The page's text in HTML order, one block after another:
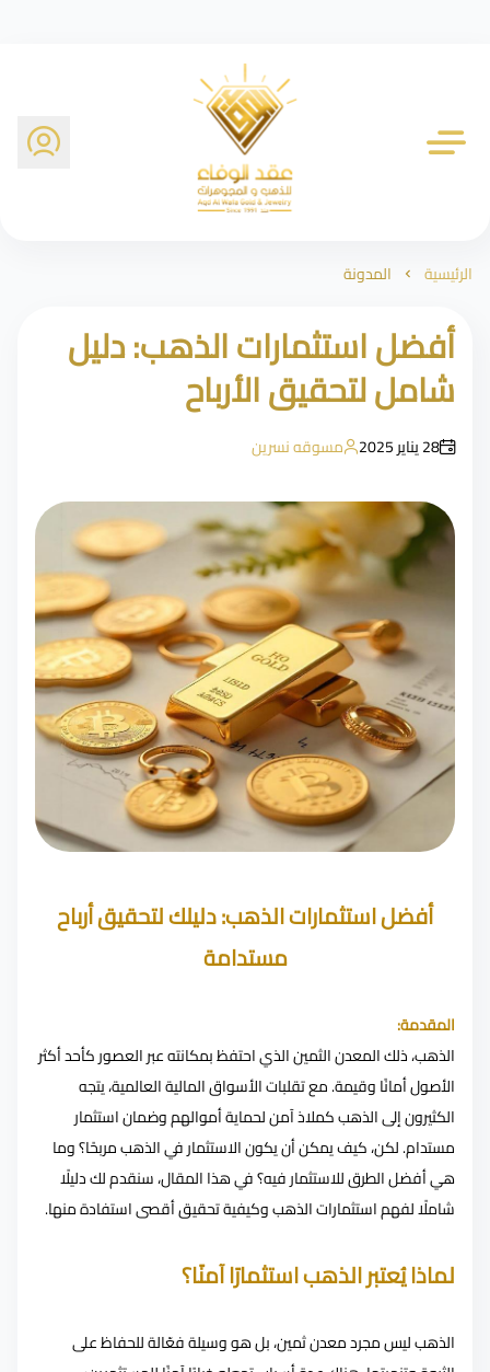
شركة عقد الوفاء للذهب
الرئيسية المدونة
أفضل استثمارات الذهب: دليل
شامل لتحقيق الأرباح
28 يناير 2025 مسوقه نسرين
أفضل استثمارات الذهب: دليلك لتحقيق أرباح
مستدامة
المقدمة:
الذهب، ذلك المعدن الثمين الذي احتفظ بمكانته عبر العصور كأحد أكثر
الأصول أمانًا وقيمة. مع تقلبات الأسواق المالية العالمية، يتجه
الكثيرون إلى الذهب كملاذ آمن لحماية أموالهم وضمان استثمار
مستدام. لكن، كيف يمكن أن يكون الاستثمار في الذهب مربحًا؟ وما
هي أفضل الطرق للاستثمار فيه؟ في هذا المقال، سنقدم لك دليلًا
شاملًا لفهم استثمارات الذهب وكيفية تحقيق أقصى استفادة منها.
لماذا يُعتبر الذهب استثمارًا آمنًا؟
الذهب ليس مجرد معدن ثمين، بل هو وسيلة فعّالة للحفاظ على